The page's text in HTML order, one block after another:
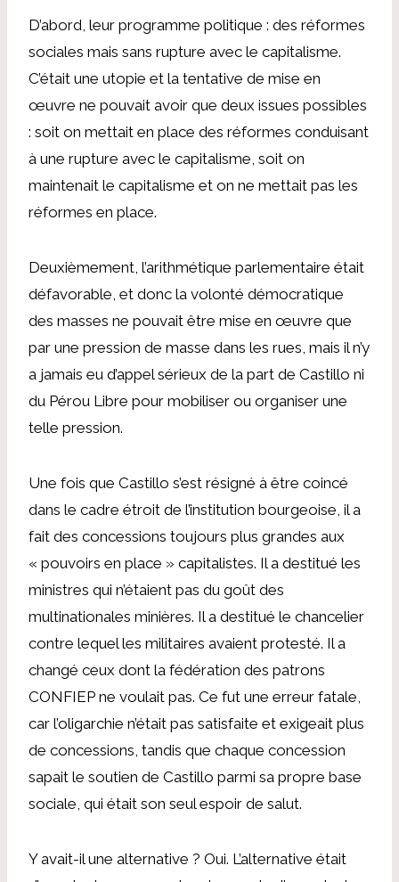
D’abord, leur programme politique : des réformes
sociales mais sans rupture avec le capitalisme.
C’était une utopie et la tentative de mise en
œuvre ne pouvait avoir que deux issues possibles
: soit on mettait en place des réformes conduisant
à une rupture avec le capitalisme, soit on
maintenait le capitalisme et on ne mettait pas les
réformes en place.
Deuxièmement, l’arithmétique parlementaire était
défavorable, et donc la volonté démocratique
des masses ne pouvait être mise en œuvre que
par une pression de masse dans les rues, mais il n’y
a jamais eu d’appel sérieux de la part de Castillo ni
du Pérou Libre pour mobiliser ou organiser une
telle pression.
Une fois que Castillo s’est résigné à être coincé
dans le cadre étroit de l’institution bourgeoise, il a
fait des concessions toujours plus grandes aux
« pouvoirs en place » capitalistes. Il a destitué les
ministres qui n’étaient pas du goût des
multinationales minières. Il a destitué le chancelier
contre lequel les militaires avaient protesté. Il a
changé ceux dont la fédération des patrons
CONFIEP ne voulait pas. Ce fut une erreur fatale,
car l’oligarchie n’était pas satisfaite et exigeait plus
de concessions, tandis que chaque concession
sapait le soutien de Castillo parmi sa propre base
sociale, qui était son seul espoir de salut.
Y avait-il une alternative ? Oui. L’alternative était